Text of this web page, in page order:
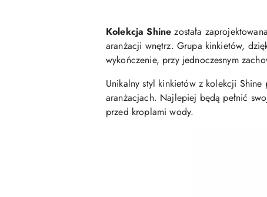
Kolekcja Shine została
aranżacji wnętrz. Grupa kinkietów,
wykończenie, przy jednoczesnym
Unikalny styl kinkietów z kolekcji
aranżacjach. Najlepiej będą pełnić
przed kroplami wody.